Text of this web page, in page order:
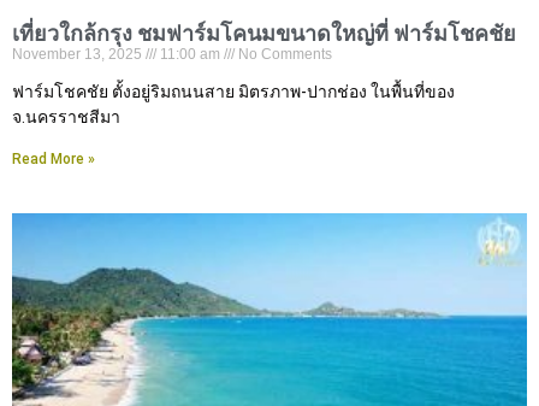
เที่ยวใกล้กรุง ชมฟาร์มโคนมขนาดใหญ่ที่ ฟาร์มโชคชัย
November 13, 2025 11:00 am No Comments
ฟาร์มโชคชัย ตั้งอยู่ริมถนนสาย มิตรภาพ-ปากช่อง ในพื้นที่ของ
จ.นครราชสีมา
Read More »